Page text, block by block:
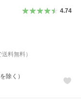
4.74
料無料）
除く）